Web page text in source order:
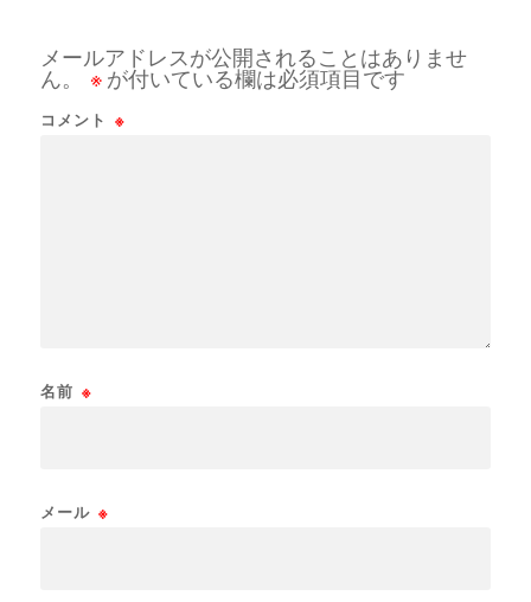
メールアドレスが公開されることはありませ
ん。
※ が付いている欄は必須項目です
コメント ※
名前 ※
メール ※